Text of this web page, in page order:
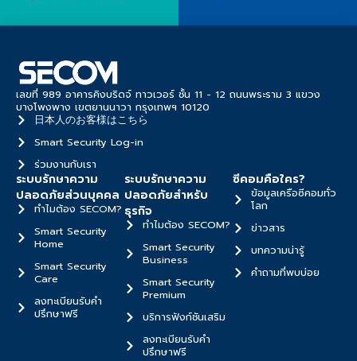
เลขที่ 989 อาคารคิงบริดจ์ ทาวเวอร์ ชั้น 11 - 12 ถนนพระราม 3 แขวง
บางโพงพาง เขตยานนาวา กรุงเทพฯ 10120
日本人のお客様はこちら
Smart Security Log-in
ร่วมงานกับเรา
ระบบรักษาความ
ปลอดภัยส่วนบุคคล
ทำไมต้อง SECOM?
Smart Security
Home
Smart Security
Care
ลงทะเบียนรับคำ
ปรึกษาฟรี
ระบบรักษาความ
ปลอดภัยสำหรับ
ธุรกิจ
ทำไมต้อง SECOM?
Smart Security
Business
Smart Security
Premium
บริการฟังก์ชันเสริม
ลงทะเบียนรับคำ
ปรึกษาฟรี
ซีคอมคือใคร?
ข้อมูลเครือซีคอมทั่ว
โลก
ข่าวสาร
บทความน่ารู้
คำถามที่พบบ่อย